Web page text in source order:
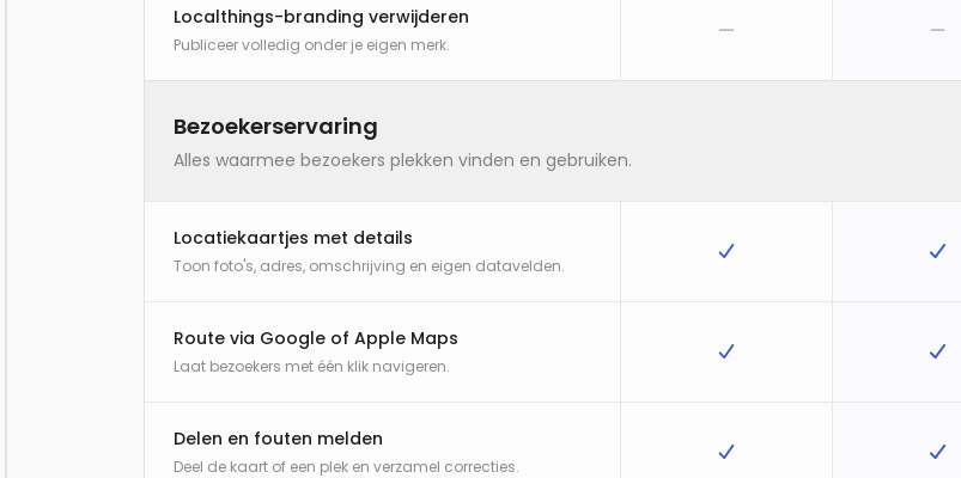
Localthings-branding verwijderen
Publiceer volledig onder je eigen merk.
Bezoekerservaring
Alles waarmee bezoekers plekken vinden en gebruiken.
Locatiekaartjes met details
Toon foto's, adres, omschrijving en eigen datavelden.
Route via Google of Apple Maps
Laat bezoekers met één klik navigeren.
Delen en fouten melden
Deel de kaart of een plek en verzamel correcties.